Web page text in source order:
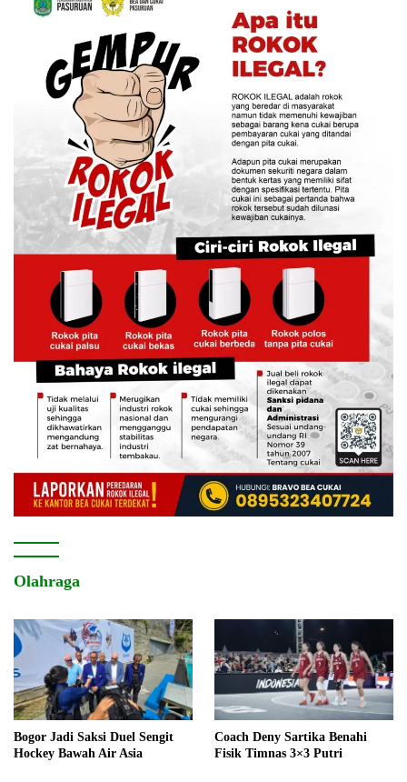
Olahraga
Bogor Jadi Saksi Duel Sengit
Hockey Bawah Air Asia
Coach Deny Sartika Benahi
Fisik Timnas 3×3 Putri